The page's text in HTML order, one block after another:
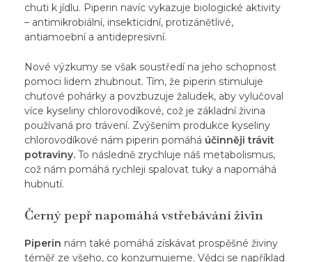
chuti k jídlu. Piperin navíc vykazuje biologické aktivity
– antimikrobiální, insekticidní, protizánětlivé,
antiamoební a antidepresivní.
Nové výzkumyse však soustředí na jeho schopnost
pomoci lidem zhubnout. Tím, že piperin stimuluje
chuťové pohárky a povzbuzuje žaludek, aby vylučoval
více kyseliny chlorovodíkové, což je základní živina
používaná pro trávení. Zvýšením produkce kyseliny
chlorovodíkové nám piperin pomáhá účinněji trávit
potraviny. To následně zrychluje náš metabolismus,
což nám pomáhá rychleji spalovat tuky a napomáhá
hubnutí.
Černý pepř napomáhá vstřebávání živin
Piperin nám také pomáhá získávat prospěšné živiny
téměř ze všeho, co konzumujeme. Vědci se například